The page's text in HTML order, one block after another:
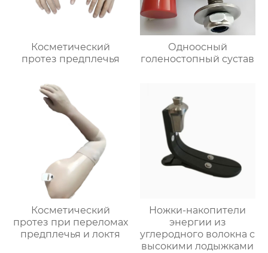
Косметический
протез предплечья
Одноосный
голеностопный сустав
Косметический
протез при переломах
предплечья и локтя
Ножки-накопители
энергии из
углеродного волокна с
высокими лодыжками